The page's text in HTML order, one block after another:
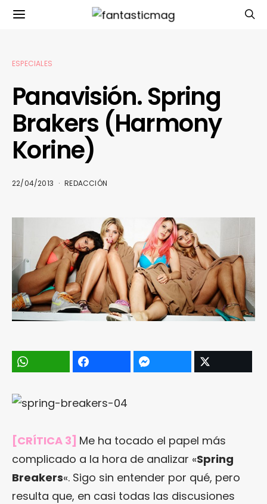
ESPECIALES
Panavisión. Spring
Brakers (Harmony
Korine)
22/04/2013 REDACCIÓN
[CRÍTICA 3] Me ha tocado el papel más
complicado a la hora de analizar «Spring
Breakers«. Sigo sin entender por qué, pero
resulta que, en casi todas las discusiones